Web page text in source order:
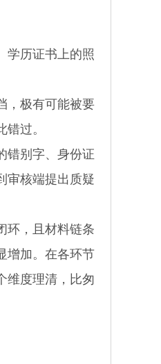
历证书上的照
，极有可能被要
过。
错别字、身份证
审核端提出质疑
，且材料链条
增加。在各环节
维度理清，比匆